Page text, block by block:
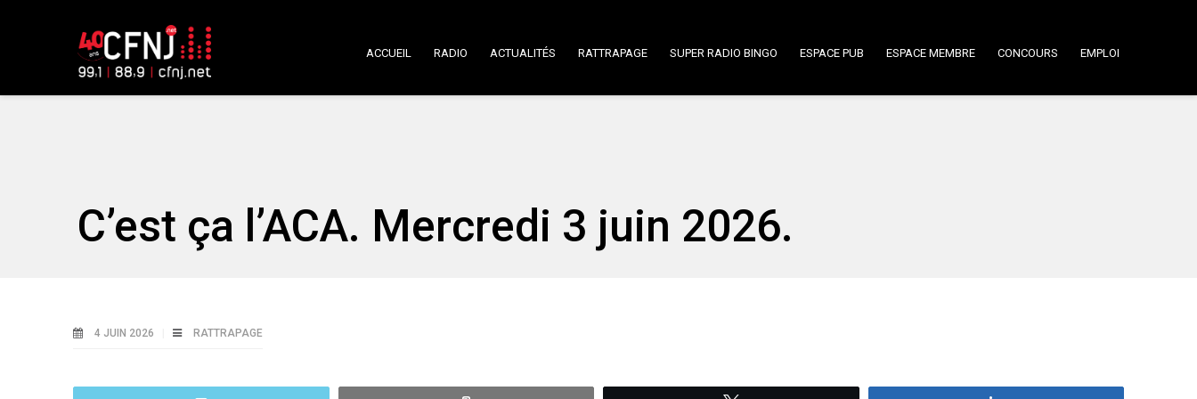
ACCUEIL RADIO ACTUALITÉS RATTRAPAGE SUPER RADIO BINGO ESPACE PUB ESPACE MEMBRE CONCOURS EMPLOI
C’est ça l’ACA. Mercredi 3 juin 2026.
4 JUIN 2026 RATTRAPAGE